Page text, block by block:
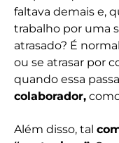
faltava demais e,
trabalho por uma
atrasado? É
ou se atrasar por
quando essa
colaborador,
Além disso, tal